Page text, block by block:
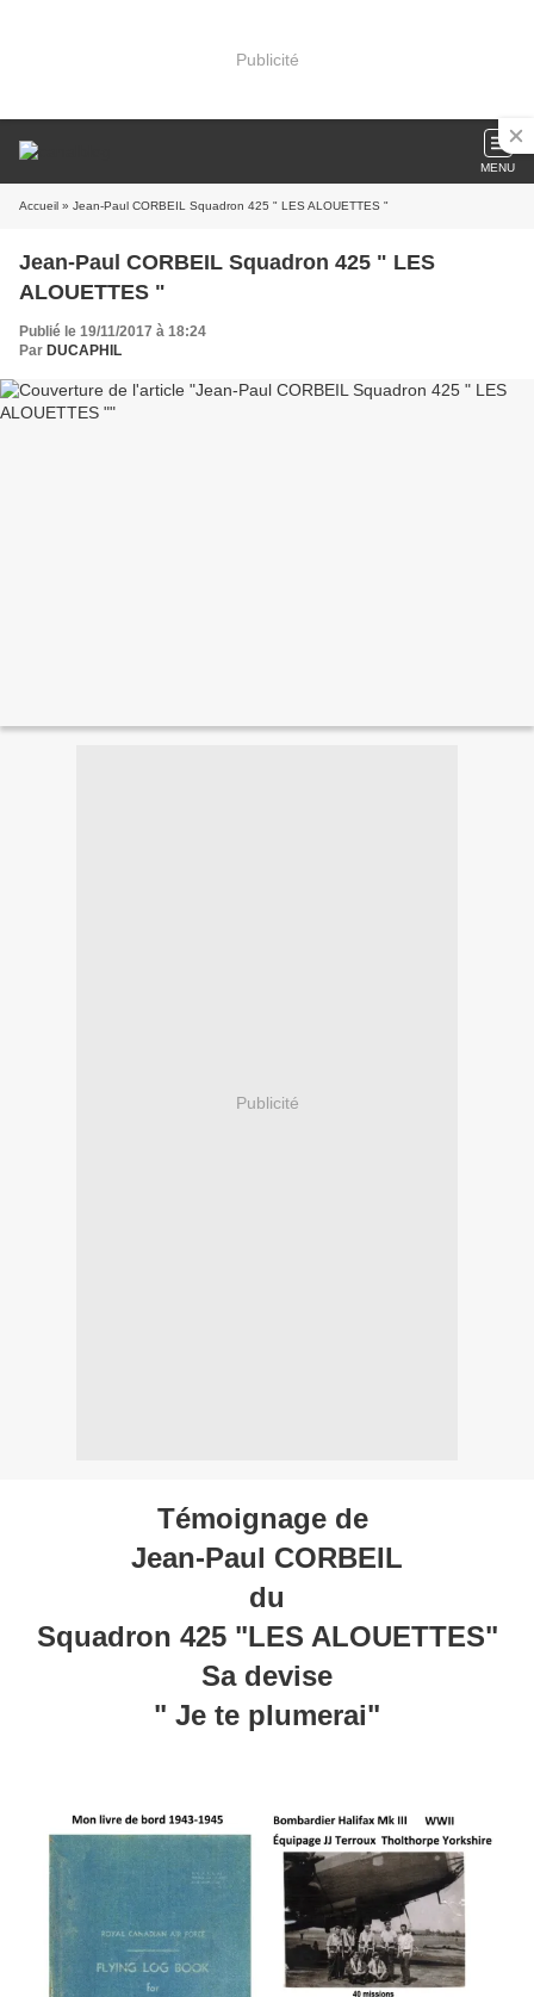
Publicité
MENU
Accueil » Jean-Paul CORBEIL Squadron 425 " LES ALOUETTES "
Jean-Paul CORBEIL Squadron 425 " LES
ALOUETTES "
Publié le 19/11/2017 à 18:24
Par DUCAPHIL
Publicité
Témoignage de
Jean-Paul CORBEIL
du
Squadron 425 "LES ALOUETTES"
Sa devise
" Je te plumerai"